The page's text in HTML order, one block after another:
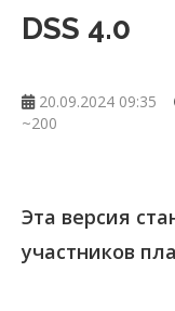
DSS 4.0
20.09.2024 09:35
~200
Эта версия
участников